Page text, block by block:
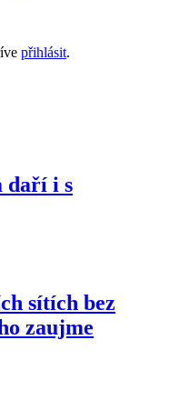
přihlásit.
daří i s
sítích bez
zaujme